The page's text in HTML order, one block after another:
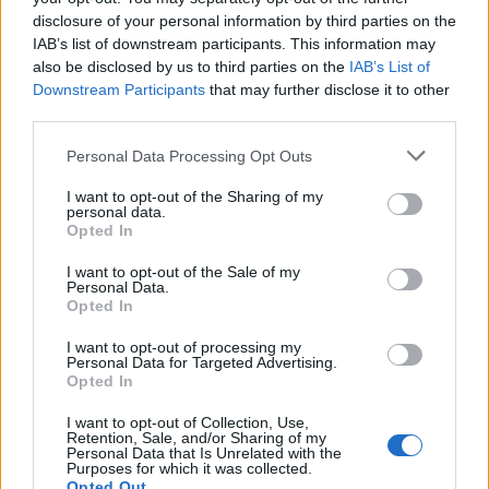
disclosure of your personal information by third parties on the
IAB’s list of downstream participants. This information may
also be disclosed by us to third parties on the IAB’s List of
Downstream Participants that may further disclose it to other
Personal Data Processing Opt Outs
I want to opt-out of the Sharing of my
personal data.
Opted In
I want to opt-out of the Sale of my
Personal Data.
Opted In
I want to opt-out of processing my
Personal Data for Targeted Advertising.
Opted In
I want to opt-out of Collection, Use,
Retention, Sale, and/or Sharing of my
Personal Data that Is Unrelated with the
Purposes for which it was collected.
Edellinen artikkeli
KalPalla katastrofi-ilta
Lahdessa: Voitto valui viime
hetkellä sormien välistä –
Seuraava artikkeli
pisteputki jatkuu – iski yhden
Leijonat julkisti ketjut Sveitsi-peliin –
Aleksander Barkov tekee paluun
kaukaloon